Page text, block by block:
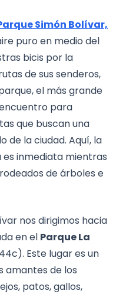
Simón Bolívar,
puro en medio del
bicis por la
de sus senderos,
el más grande
para
que buscan una
de la ciudad. Aquí, la
inmediata mientras
de árboles e
nos dirigimos hacia
en el Parque La
Este lugar es un
amantes de los
patos, gallos,